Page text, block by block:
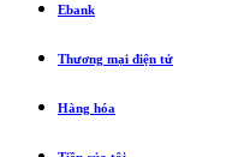
Ebank
Thương mại điện tử
Hàng hóa